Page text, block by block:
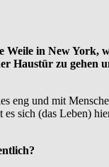
Weile in New York,
Haustür zu gehen
eng und mit
sich (das Leben)